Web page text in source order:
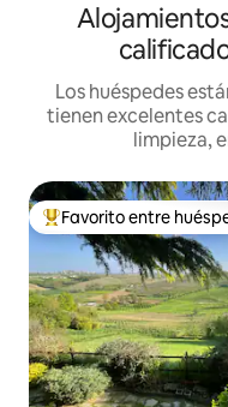
Los huéspedes
tienen excelentes
limpieza,
De los mejores en
Favorito entre